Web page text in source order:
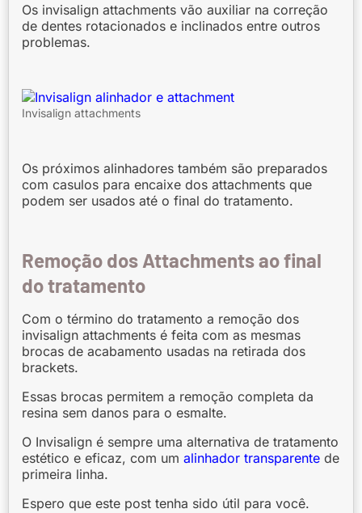
Os invisalign attachments vão auxiliar na correção
de dentes rotacionados e inclinados entre outros
problemas.
Invisalign attachments
Os próximos alinhadores também são preparados
com casulos para encaixe dos attachments que
podem ser usados até o final do tratamento.
Remoção dos Attachments ao final
do tratamento
Com o término do tratamento a remoção dos
invisalign attachments é feita com as mesmas
brocas de acabamento usadas na retirada dos
brackets.
Essas brocas permitem a remoção completa da
resina sem danos para o esmalte.
O Invisalign é sempre uma alternativa de tratamento
estético e eficaz, com um alinhador transparente de
primeira linha.
Espero que este post tenha sido útil para você.